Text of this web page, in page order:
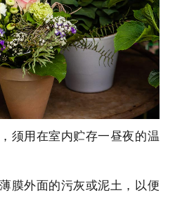
须用在室内贮存一昼夜的温
膜外面的污灰或泥土，以便